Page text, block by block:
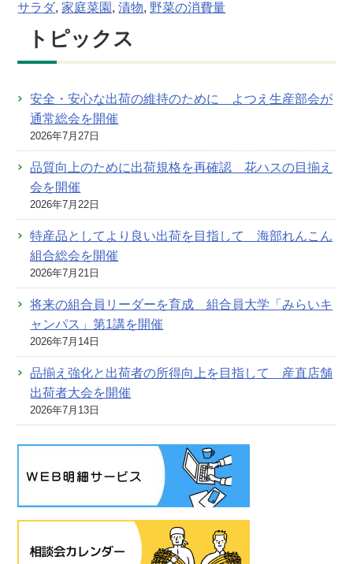
サラダ, 家庭菜園 , 漬物, 野菜の消費量
トピックス
安全・安心な出荷の維持のために よつえ生産部会が
通常総会を開催
2026年7月27日
品質向上のために出荷規格を再確認 花ハスの目揃え
会を開催
2026年7月22日
特産品としてより良い出荷を目指して 海部れんこん
組合総会を開催
2026年7月21日
将来の組合員リーダーを育成 組合員大学「みらいキ
ャンパス」第1講を開催
2026年7月14日
品揃え強化と出荷者の所得向上を目指して 産直店舗
出荷者大会を開催
2026年7月13日